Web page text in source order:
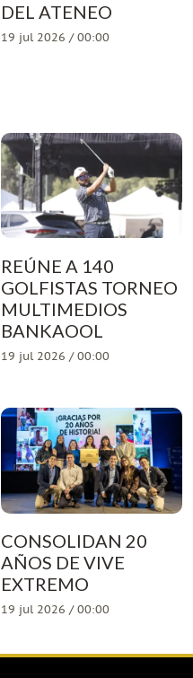
DEL ATENEO
19 jul 2026 / 00:00
REÚNE A 140
GOLFISTAS TORNEO
MULTIMEDIOS
BANKAOOL
19 jul 2026 / 00:00
CONSOLIDAN 20
AÑOS DE VIVE
EXTREMO
19 jul 2026 / 00:00